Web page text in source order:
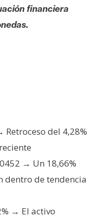
financiera
Retroceso del 4,28%
→ Un 18,66%
dentro de tendencia
→ El activo